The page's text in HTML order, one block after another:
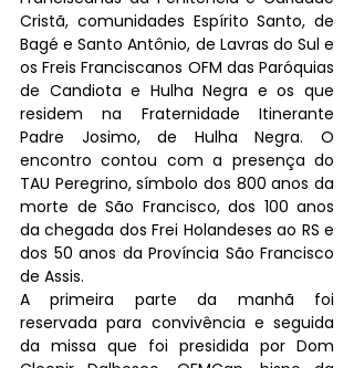
Cristã, comunidades Espírito Santo, de
Bagé e Santo Antônio, de Lavras do Sul e
os Freis Franciscanos OFM das Paróquias
de Candiota e Hulha Negra e os que
residem na Fraternidade Itinerante
Padre Josimo, de Hulha Negra. O
encontro contou com a presença do
TAU Peregrino, símbolo dos 800 anos da
morte de São Francisco, dos 100 anos
da chegada dos Frei Holandeses ao RS e
dos 50 anos da Província São Francisco
de Assis.
A primeira parte da manhã foi
reservada para convivência e seguida
da missa que foi presidida por Dom